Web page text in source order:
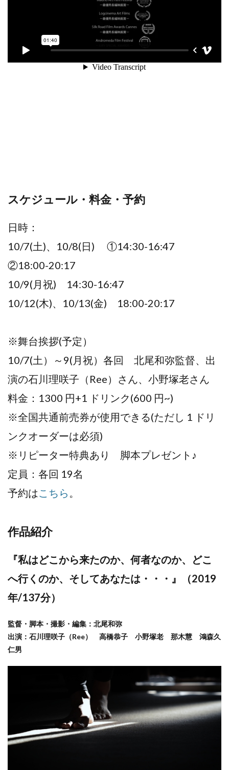
スケジュール・料金・予約
日時：
10/7(土)、10/8(日) ①14:30-16:47
②18:00-20:17
10/9(月祝) 14:30-16:47
10/12(木)、10/13(金) 18:00-20:17
※舞台挨拶(予定）
10/7(土）～9(月祝）各回 北尾和弥監督、出
演の石川理咲子（Ree）さん、小野塚老さん
料金：1300 円+1 ドリンク(600 円~)
※全国共通前売券が使用できる(ただし 1 ドリ
ンクオーダーは必須)
※リピーター特典あり 脚本プレゼント♪
定員：各回 19名
予約はこちら 。
作品紹介
『私はどこから来たのか、何者なのか、どこ
へ行くのか、そしてあなたは・・・』（2019
年/137分）
監督・脚本・撮影・編集：北尾和弥
出演：石川理咲子（Ree） 高橋恭子 小野塚老 那木慧 鴻森久
仁男